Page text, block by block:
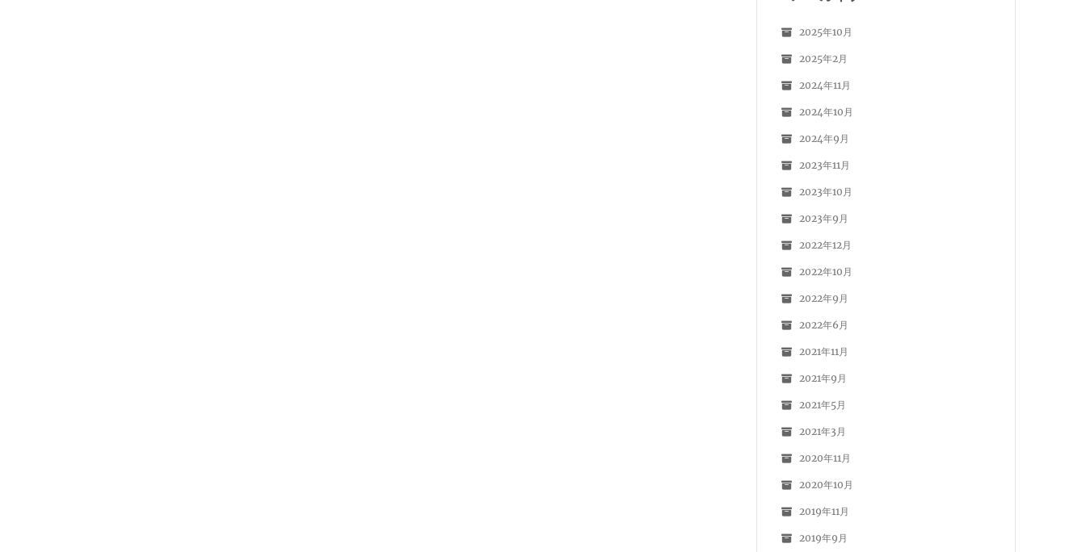
2025年10月
2025年2月
2024年11月
2024年10月
2024年9月
2023年11月
2023年10月
2023年9月
2022年12月
2022年10月
2022年9月
2022年6月
2021年11月
2021年9月
2021年5月
2021年3月
2020年11月
2020年10月
2019年11月
2019年9月